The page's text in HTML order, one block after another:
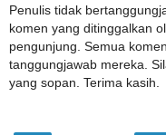
Penulis tidak
komen yang ditinggalkan
pengunjung. Semua
tanggungjawab mereka.
yang sopan. Terima kasih.